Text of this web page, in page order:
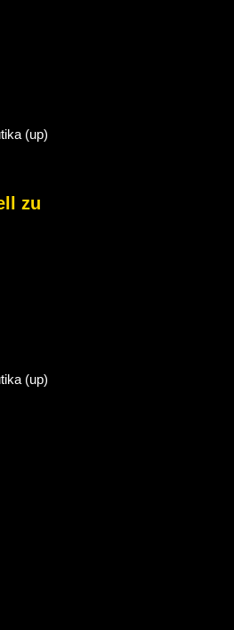
(up)
zu
(up)